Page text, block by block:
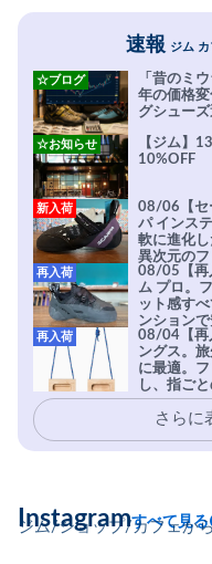
速報 ジム
「昔のミ
年の価格
グシュー
☆ブログ
【ジム】
10%OFF
☆お知らせ
08/06【セ
パ インス
軟に進化
異次元のフ
新入荷
08/05【再
ム プロ。
ット感す
ンション
実現。進
を凌駕す
安心感。
再入荷
08/04【再
ングス。
に最適。
し、指ご
イマーの
再入荷
さらに
ジム/ショップ/カフェか
Instagramすべて見る